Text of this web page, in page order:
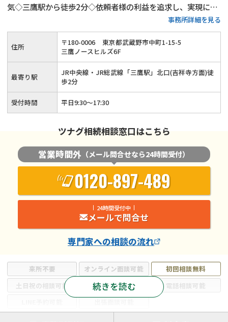
気◇三鷹駅から徒歩2分◇依頼者様の利益を追求し、実現に全
事務所詳細を見る
来所不要 オンライン面談可能
初回相談無料
土日祝の相談可能
19時以降電話可能
電話相談可能
続きを読む
住所 〒180-0006
東京都武蔵野市中町1-15-5
三鷹ノースヒルズ6F
最寄り駅
JR中央線・JR総武線「三鷹駅」北口(吉祥寺方面)徒
歩2分
受付時間 平日9:30～17:30
ツナグ相続相談窓口はこちら
営業時間外 （メール問合せなら24時間受付）
0120-897-489
24時間受付中
メールで問合せ
専門家への相談の流れ